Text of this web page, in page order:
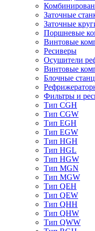
Заточные
Заточные
Поршневые
Винтовые
Ресиверы
Осушители
Винтовые
Блочные
Фильтры и
Тип CGH
Тип CGW
Тип EGH
Тип EGW
Тип HGH
Тип HGL
Тип HGW
Тип MGN
Тип MGW
Тип QEH
Тип QEW
Тип QHH
Тип QHW
Тип QWW